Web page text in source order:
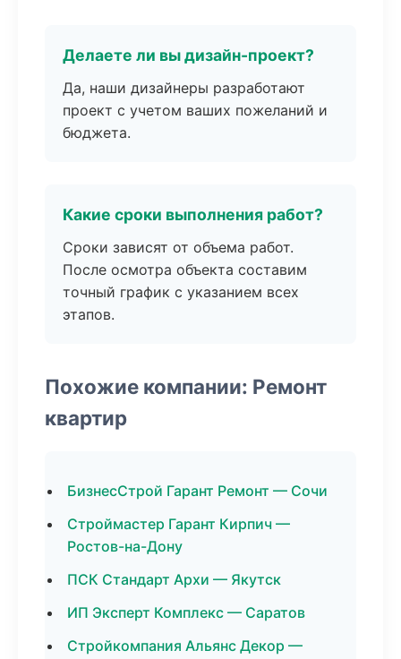
Делаете ли вы дизайн-проект?
Да, наши дизайнеры разработают
проект с учетом ваших пожеланий и
бюджета.
Какие сроки выполнения работ?
Сроки зависят от объема работ.
После осмотра объекта составим
точный график с указанием всех
этапов.
Похожие компании: Ремонт
квартир
БизнесСтрой Гарант Ремонт — Сочи
Строймастер Гарант Кирпич —
Ростов-на-Дону
ПСК Стандарт Архи — Якутск
ИП Эксперт Комплекс — Саратов
Стройкомпания Альянс Декор —